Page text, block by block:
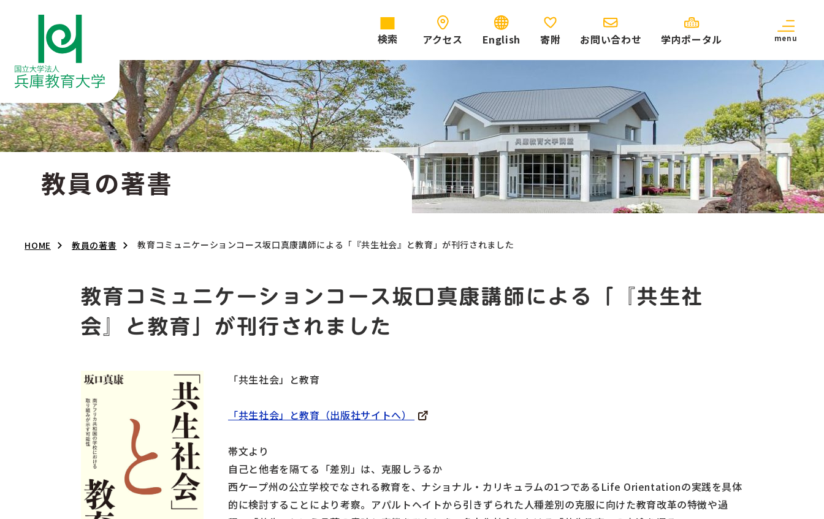
検索 アクセス English 寄附 お問い合わせ 学内ポータル menu
教員の著書
HOME 教員の著書 教育コミュニケーションコース坂口真康講師による「『共生社会』と教育」が刊行されました
教育コミュニケーションコース坂口真康講師による「『共生社
会』と教育」が刊行されました
「共生社会」と教育
「共生社会」と教育（出版社サイトへ）
帯文より
自己と他者を隔てる「差別」は、克服しうるか
西ケープ州の公立学校でなされる教育を、ナショナル・カリキュラムの1つであるLife Orientationの実践を具体
的に検討することにより考察。アパルトヘイトから引きずられた人種差別の克服に向けた教育改革の特徴や過